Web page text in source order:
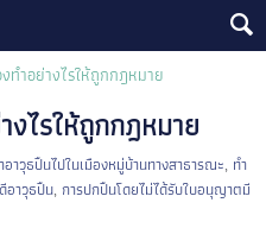
ทำอย่างไรให้ถูกกฎหมาย
ไรให้ถูกกฎหมาย
าวุธปืนไปในเมืองหมู่บ้านทางสาธารณะ, ทำ
าวุธปืน,การปกปืนโดยไม่ได้รับใบอนุญาตมี